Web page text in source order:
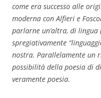
come era successo alle
moderna con Alfieri e
parlarne un’altra, di lingua
spregiativamente
nostra. Parallelamente un
possibilità della poesia di
veramente poesia.